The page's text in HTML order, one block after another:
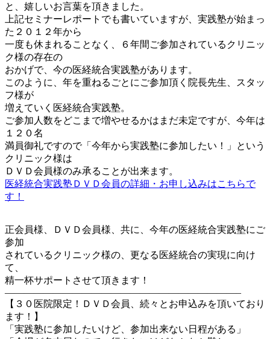
と、嬉しいお言葉を頂きました。
上記セミナーレポートでも書いていますが、実践塾が始まっ
た２０１２年から
一度も休まれることなく、６年間ご参加されているクリニッ
ク様の存在の
おかげで、今の医経統合実践塾があります。
このように、年を重ねるごとにご参加頂く院長先生、スタッ
フ様が
増えていく医経統合実践塾。
ご参加人数をどこまで増やせるかはまだ未定ですが、今年は
１２０名
満員御礼ですので「今年から実践塾に参加したい！」という
クリニック様は
ＤＶＤ会員様のみ承ることが出来ます。
医経統合実践塾ＤＶＤ会員の詳細・お申し込みはこちらで
す！
正会員様、ＤＶＤ会員様、共に、今年の医経統合実践塾にご
参加
されているクリニック様の、更なる医経統合の実現に向け
て、
精一杯サポートさせて頂きます！
————————————————————————–
【３０医院限定！ＤＶＤ会員、続々とお申込みを頂いており
ます！】
「実践塾に参加したいけど、参加出来ない日程がある」